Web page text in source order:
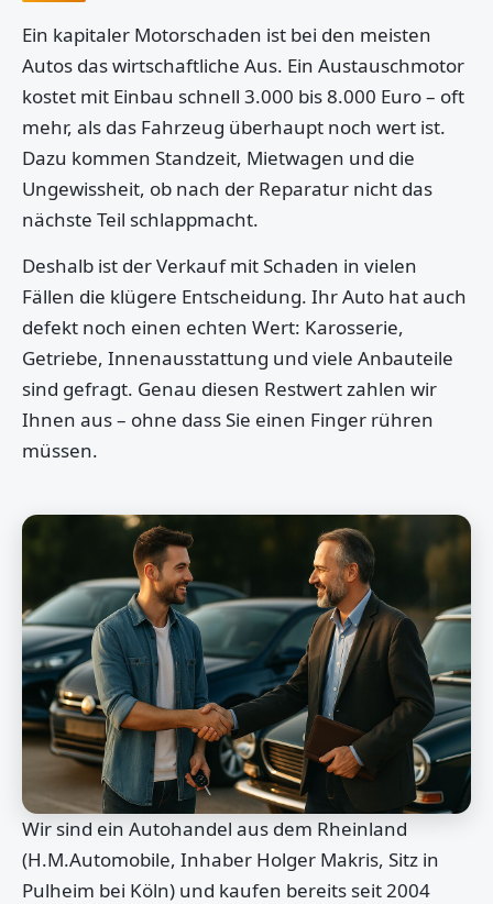
Ein kapitaler Motorschaden ist bei den meisten
Autos das wirtschaftliche Aus. Ein Austauschmotor
kostet mit Einbau schnell 3.000 bis 8.000 Euro – oft
mehr, als das Fahrzeug überhaupt noch wert ist.
Dazu kommen Standzeit, Mietwagen und die
Ungewissheit, ob nach der Reparatur nicht das
nächste Teil schlappmacht.
Deshalb ist der Verkauf mit Schaden in vielen
Fällen die klügere Entscheidung. Ihr Auto hat auch
defekt noch einen echten Wert: Karosserie,
Getriebe, Innenausstattung und viele Anbauteile
sind gefragt. Genau diesen Restwert zahlen wir
Ihnen aus – ohne dass Sie einen Finger rühren
müssen.
Wir sind ein Autohandel aus dem Rheinland
(H.M.Automobile, Inhaber Holger Makris, Sitz in
Pulheim bei Köln) und kaufen bereits seit 2004